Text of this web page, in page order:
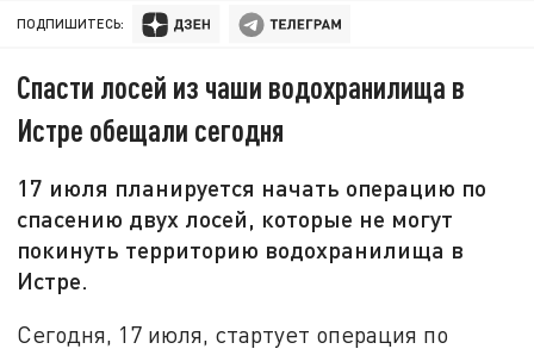
ПОДПИШИТЕСЬ:
Спасти лосей из чаши водохранилища в
Истре обещали сегодня
17 июля планируется начать операцию по
спасению двух лосей, которые не могут
покинуть территорию водохранилища в
Истре.
Сегодня, 17 июля, стартует операция по